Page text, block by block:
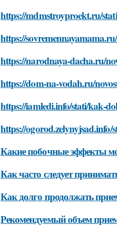
https://mdmstroyproekt.ru/
https://
https://narodnaya-dacha.ru/
https://dom-na-vodah.ru/
https://iamledi.info/stati/kak-
https://
Какие побочные эффекты
Как часто следует
Как долго продолжать
Рекомендуемый объем